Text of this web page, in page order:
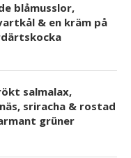
blåmusslor,
& en kräm på
salmalax,
sriracha & rostad
grüner